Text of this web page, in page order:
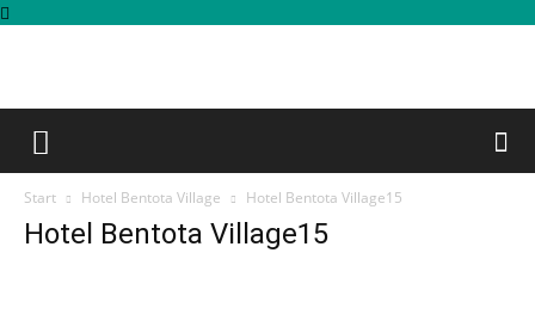
Start Hotel Bentota Village Hotel Bentota Village15
Hotel Bentota Village15